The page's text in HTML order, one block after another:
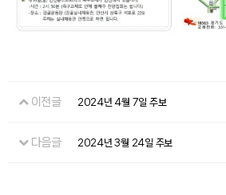
이전글 2024년 4월 7일 주보
다음글 2024년 3월 24일 주보